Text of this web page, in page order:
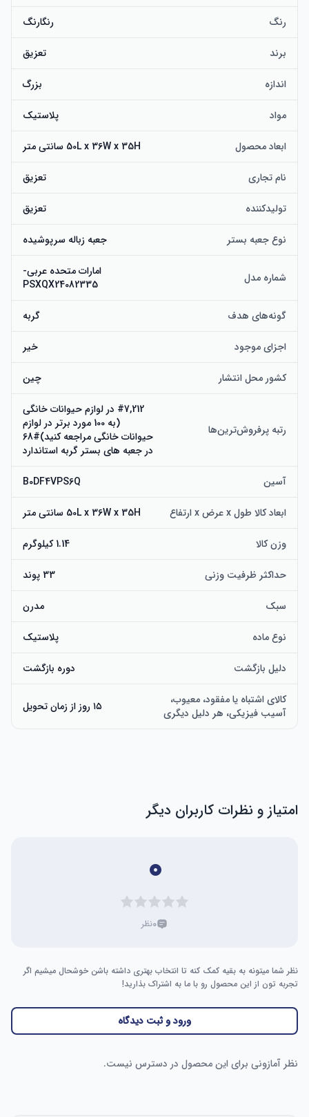
رنگ رنگارنگ
برند تعزیق
اندازه بزرگ
مواد پلاستیک
ابعاد محصول 50L x 36W x 35H سانتی متر
نام تجاری تعزیق
تولیدکننده تعزیق
نوع جعبه بستر جعبه زباله سرپوشیده
شماره مدل
امارات متحده عربی-
PSXQX24082335
گونه‌های هدف گربه
اجزای موجود خیر
کشور محل انتشار چین
رتبه پرفروش‌ترین‌ها
#7,212 در لوازم حیوانات خانگی
(به 100 مورد برتر در لوازم
حیوانات خانگی مراجعه کنید)#68
در جعبه های بستر گربه استاندارد
آسین B0DF4VPS6Q
ابعاد کالا طول x عرض x ارتفاع 50L x 36W x 35H سانتی متر
وزن کالا 1.14 کیلوگرم
حداکثر ظرفیت وزنی 33 پوند
سبک مدرن
نوع ماده پلاستیک
دلیل بازگشت دوره بازگشت
کالای اشتباه یا مفقود، معیوب،
آسیب فیزیکی، هر دلیل دیگری
۱۵ روز از زمان تحویل
امتیاز و نظرات کاربران دیگر
۰
۰نظر
نظر شما میتونه به بقیه کمک کنه تا انتخاب بهتری داشته باشن خوشحال میشیم اگر
تجربه تون از این محصول رو با ما به اشتراک بذارید!
ورود و ثبت دیدگاه
نظر آمازونی برای این محصول در دسترس نیست.